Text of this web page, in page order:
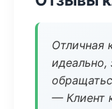
Отличная
идеально,
— Клиент